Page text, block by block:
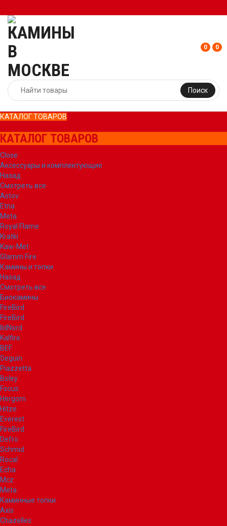
Поиск
0 0
КАТАЛОГ ТОВАРОВ
КАТАЛОГ ТОВАРОВ
Close
Аксессуары и комплектующие
Назад
Смотреть все
Astov
Etna
Meta
Royal Flame
Kratki
Kaw-Met
Glamm Fire
Камины и топки
Назад
Смотреть все
Биокамины
FireBird
FireBird
IldNord
Kalfire
BEF
Seguin
Piazzetta
Boley
Focus
Hergom
Hitze
Everest
FireBird
Defro
Schmid
Rocal
Echa
Mcz
Meta
Каминные топки
Axis
Chazelles